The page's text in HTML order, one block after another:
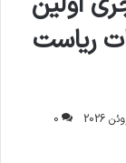
ریاست
0